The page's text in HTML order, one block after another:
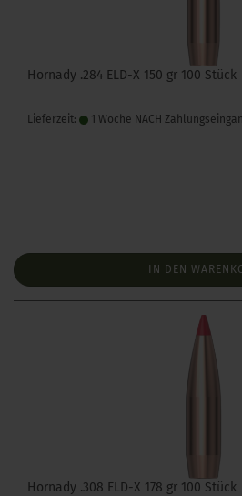
Hornady .284 ELD-X 150 gr 100 Stück
Lieferzeit: 1 Woche NACH
IN DEN
Hornady .308 ELD-X 178 gr 100 Stück